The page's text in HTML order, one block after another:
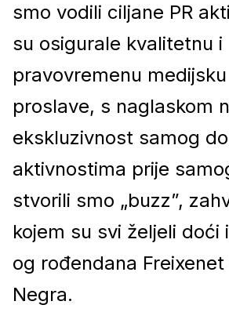
smo vodili ciljane PR
su osigurale kvalitetnu i
pravovremenu
proslave, s naglaskom
ekskluzivnost samog
aktivnostima prije
stvorili smo „buzz”,
kojem su svi željeli doći
og rođendana
Negra.